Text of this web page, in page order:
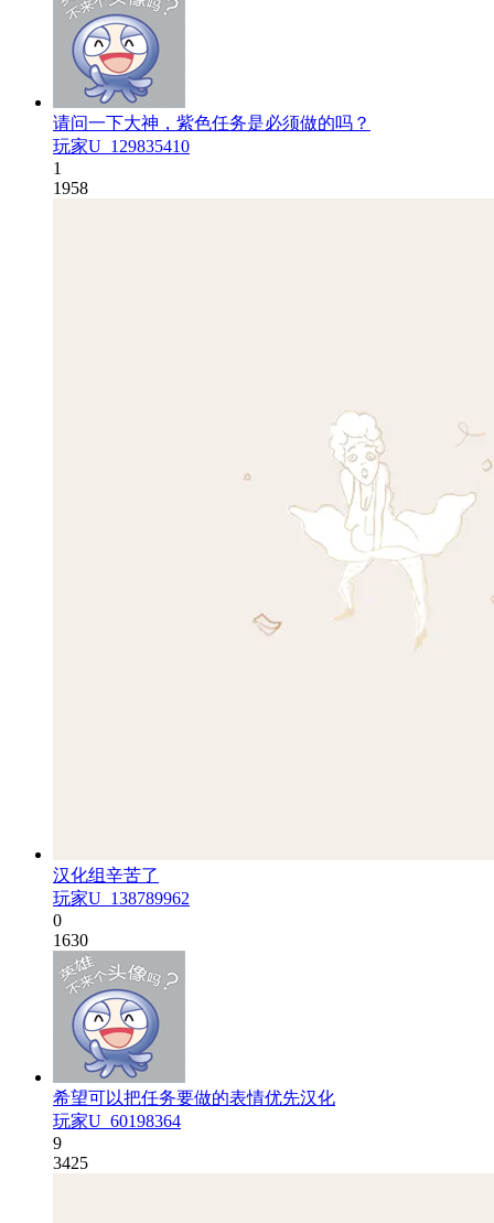
请问一下大神，紫色任务是必须做的吗？
玩家U_129835410
1
1958
汉化组辛苦了
玩家U_138789962
0
1630
希望可以把任务要做的表情优先汉化
玩家U_60198364
9
3425